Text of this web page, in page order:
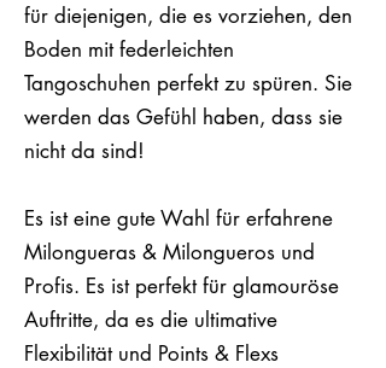
für diejenigen, die es vorziehen, den
Boden mit federleichten
Tangoschuhen perfekt zu spüren. Sie
werden das Gefühl haben, dass sie
nicht da sind!
Es ist eine gute Wahl für erfahrene
Milongueras & Milongueros und
Profis. Es ist perfekt für glamouröse
Auftritte, da es die ultimative
Flexibilität und Points & Flexs